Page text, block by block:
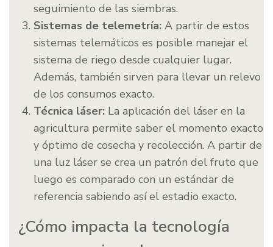
seguimiento de las siembras.
Sistemas de telemetría: A partir de estos
sistemas telemáticos es posible manejar el
sistema de riego desde cualquier lugar.
Además, también sirven para llevar un relevo
de los consumos exacto.
Técnica láser: La aplicación del láser en la
agricultura permite saber el momento exacto
y óptimo de cosecha y recolección. A partir de
una luz láser se crea un patrón del fruto que
luego es comparado con un estándar de
referencia sabiendo así el estadio exacto.
¿Cómo impacta la tecnología